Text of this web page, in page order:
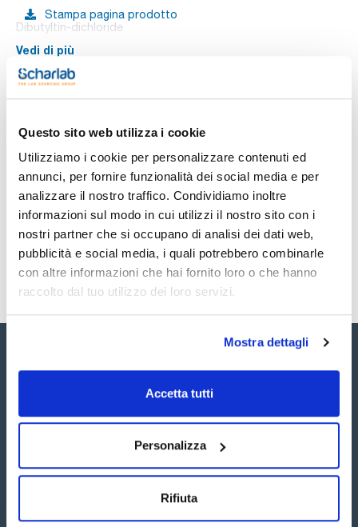
Questo sito web utilizza i cookie
Utilizziamo i cookie per personalizzare contenuti ed
annunci, per fornire funzionalità dei social media e per
analizzare il nostro traffico. Condividiamo inoltre
informazioni sul modo in cui utilizzi il nostro sito con i
nostri partner che si occupano di analisi dei dati web,
pubblicità e social media, i quali potrebbero combinarle
con altre informazioni che hai fornito loro o che hanno
raccolto dal tuo utilizzo dei loro servizi.
Mostra dettagli
Accetta tutti
Personalizza
Rifiuta
Stampa pagina prodotto
Dibutyltin-dichloride
Vedi di più
Documentazione tecnica
TDS / Scheda tecnica
Registrati per i download
COA
Registrati per i download
SDS / Scheda di
Sicurezza
Registrati per i download
Seguici:
Iscriviti alla Newsletter